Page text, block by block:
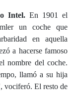
Intel.En 1901 el
un coche que
en aquella
a hacerse famoso
nombre del coche.
llamó a su hija
vociferó. El resto de